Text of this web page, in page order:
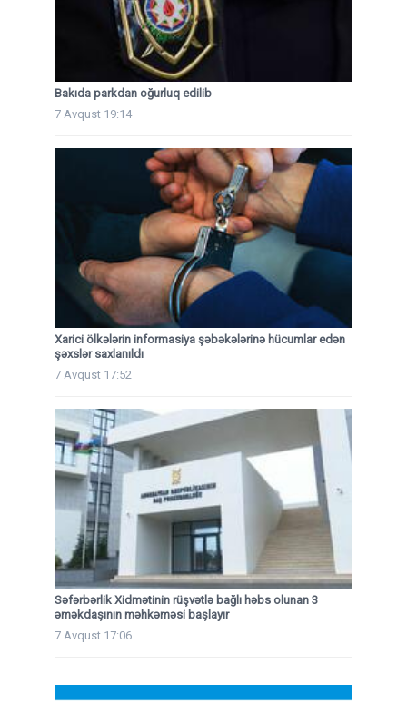
Bakıda parkdan oğurluq edilib
7 Avqust 19:14
Xarici ölkələrin informasiya şəbəkələrinə hücumlar edən
şəxslər saxlanıldı
7 Avqust 17:52
Səfərbərlik Xidmətinin rüşvətlə bağlı həbs olunan 3
əməkdaşının məhkəməsi başlayır
7 Avqust 17:06